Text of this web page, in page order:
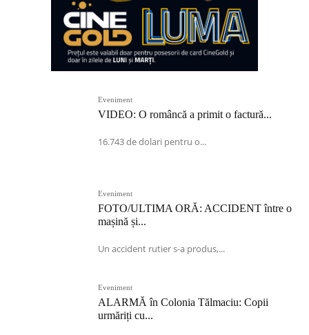
Eveniment
VIDEO: O româncă a primit o factură...
16.743 de dolari pentru o...
Eveniment
FOTO/ULTIMA ORĂ: ACCIDENT între o
mașină și...
Un accident rutier s-a produs,...
Eveniment
ALARMĂ în Colonia Tălmaciu: Copii
urmăriți cu...